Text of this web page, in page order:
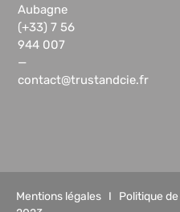
Aubagne
(+33) 7 56
944 007
—
contact@trustandcie.fr
Mentions légales I Politique